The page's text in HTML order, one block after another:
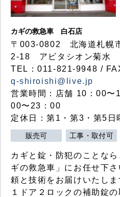
カギの救急車 白石店
〒003-0802 北海道札幌
2-18 アビタシオン菊水
TEL：011-821-9948 /
q-shiroishi@live.jp
営業時間：店舗 10：00
00〜23：00
定休日：第1・第3・第5
販売可 工事・取付可
カギと錠・防犯のことな
ギの救急車」にお任せ下
頼と技術をお届けいたしま
１ドア２ロックの補助錠